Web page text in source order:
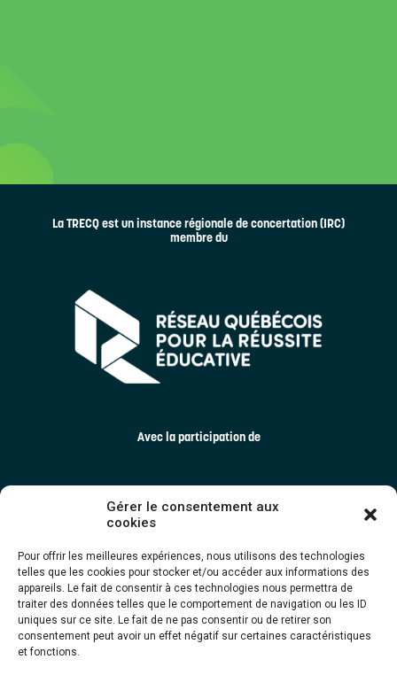
Gérer le consentement aux
cookies
Pour offrir les meilleures expériences, nous utilisons des technologies
telles que les cookies pour stocker et/ou accéder aux informations des
appareils. Le fait de consentir à ces technologies nous permettra de
traiter des données telles que le comportement de navigation ou les ID
uniques sur ce site. Le fait de ne pas consentir ou de retirer son
consentement peut avoir un effet négatif sur certaines caractéristiques
et fonctions.
La TRECQ est un instance régionale de concertation (IRC)
membre du
Avec la participation de